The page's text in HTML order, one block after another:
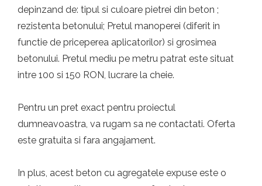
depinzand de: tipul si culoare pietrei din beton ;
rezistenta betonului; Pretul manoperei (diferit in
functie de priceperea aplicatorilor) si grosimea
betonului. Pretul mediu pe metru patrat este situat
intre 100 si 150 RON, lucrare la cheie.
Pentru un pret exact pentru proiectul
dumneavoastra, va rugam sa ne contactati. Oferta
este gratuita si fara angajament.
In plus, acest beton cu agregatele expuse este o